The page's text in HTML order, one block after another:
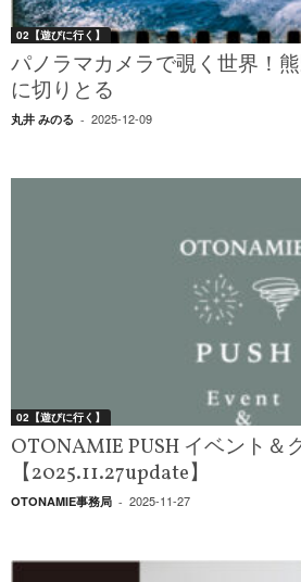
02【遊びに行く】
パノラマカメラで覗く世界！
に切りとる
丸井 みのる - 2025-12-09
02【遊びに行く】
OTONAMIE PUSH イベント＆
【2025.11.27update】
OTONAMIE事務局 - 2025-11-27